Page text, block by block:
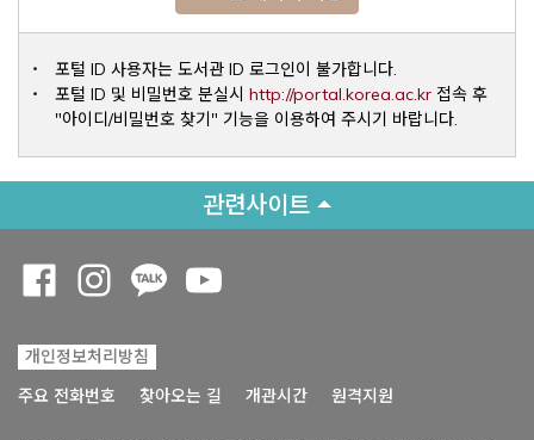
포털 ID 사용자는 도서관 ID 로그인이 불가합니다.
포털 ID 및 비밀번호 분실시 http://portal.korea.ac.krOpens a
접속 후
"아이디/비밀번호 찾기" 기능을 이용하여 주시기 바랍니다.
관련사이트
개인정보처리방침
주요 전화번호
찾아오는 길 개관시간 원격지원
Opens a new window
Opens a new window
Opens a new window